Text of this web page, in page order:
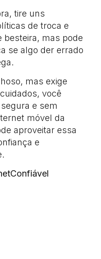
tire uns
de troca e
besteira, mas pode
se algo der errado
mas exige
você
e sem
móvel da
aproveitar essa
e